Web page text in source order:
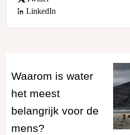
LinkedIn
Waarom is water
het meest
belangrijk voor de
mens?